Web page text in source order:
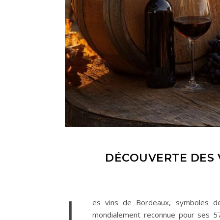
DÉCOUVERTE
es vins de Bordeaux, symboles
mondialement reconnue pour ses